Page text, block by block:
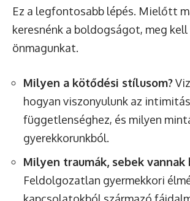
Ez a legfontosabb lépés. Mielőtt
keresnénk a boldogságot, meg
önmagunkat.
Milyen a kötődési stílusom?
hogyan viszonyulunk az
függetlenséghez, és milyen
gyerekkorunkból.
Milyen traumák, sebek vannak
Feldolgozatlan gyermekkori